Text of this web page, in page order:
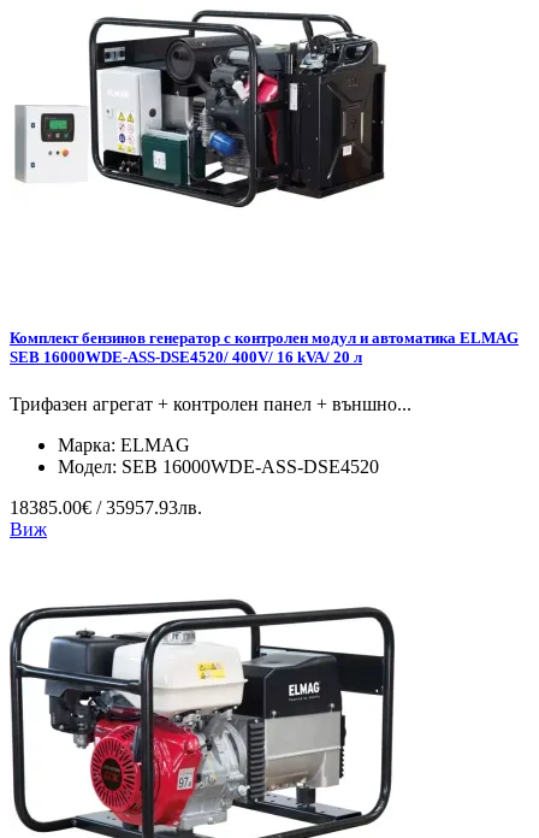
Комплект бензинов генератор с контролен модул и автоматика ELMAG
SEB 16000WDE-ASS-DSE4520/ 400V/ 16 kVA/ 20 л
Трифазен агрегат + контролен панел + външно...
Марка: ELMAG
Модел: SEB 16000WDE-ASS-DSE4520
18385.00€ / 35957.93лв.
Виж